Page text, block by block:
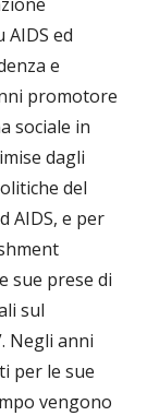
AIDS ed
e
promotore
sociale in
dagli
del
AIDS, e per
sue prese di
sul
Negli anni
per le sue
vengono